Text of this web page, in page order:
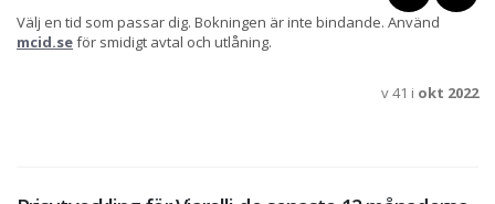
Välj en tid som passar dig. Bokningen är inte bindande. Använd
mcid.seför smidigt avtal och utlåning.
v 41 i okt 2022